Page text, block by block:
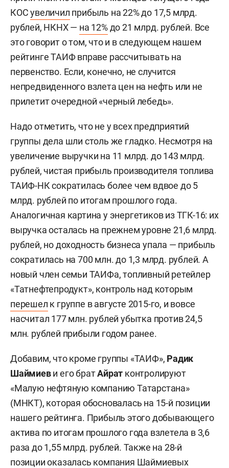
КОСувеличил прибыль на 22% до 17,5 млрд.
рублей, НКНХ — на 12%до 21 млрд. рублей. Все
это говорит о том, что и в следующем нашем
рейтинге ТАИФ вправе рассчитывать на
первенство. Если, конечно, не случится
непредвиденного взлета цен на нефть или не
прилетит очередной «черный лебедь».
Надо отметить, что не у всех предприятий
группы дела шли столь же гладко. Несмотря на
увеличение выручки на 11 млрд. до 143 млрд.
рублей, чистая прибыль производителя топлива
ТАИФ-НК сократилась более чем вдвое до 5
млрд. рублей по итогам прошлого года.
Аналогичная картина у энергетиков из ТГК-16: их
выручка осталась на прежнем уровне 21,6 млрд.
рублей, но доходность бизнеса упала — прибыль
сократилась на 700 млн. до 1,3 млрд. рублей. А
новый член семьи ТАИФа, топливный ретейлер
«Татнефтепродукт», контроль над которым
перешел к группе в августе 2015-го, и вовсе
насчитал 177 млн. рублей убытка против 24,5
млн. рублей прибыли годом ранее.
Добавим, что кроме группы «ТАИФ», Радик
Шаймиеви его братАйрат контролируют
«Малую нефтяную компанию Татарстана»
(МНКТ), которая обосновалась на 15-й позиции
нашего рейтинга. Прибыль этого добывающего
актива по итогам прошлого года взлетела в 3,6
раза до 1,55 млрд. рублей. Также на 28-й
позиции оказалась компания Шаймиевых